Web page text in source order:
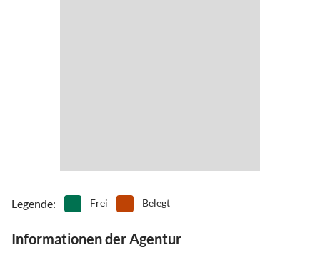
Legende: Frei Belegt
Informationen der Agentur